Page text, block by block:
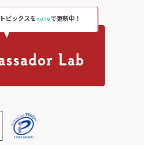
ピックスをnoteで更新中！